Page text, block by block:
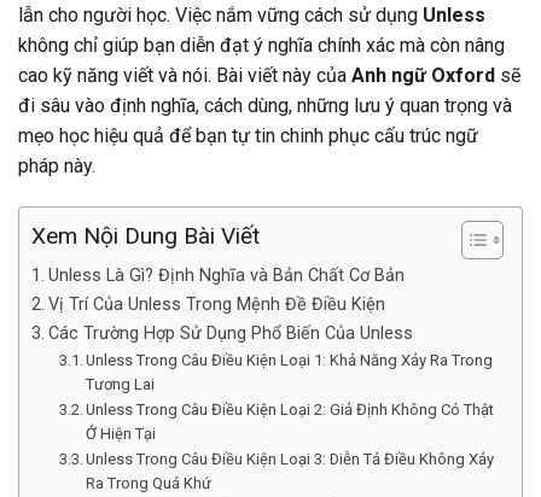
lẫn cho người học. Việc nắm vững cách sử dụng Unless
không chỉ giúp bạn diễn đạt ý nghĩa chính xác mà còn nâng
cao kỹ năng viết và nói. Bài viết này của Anh ngữ Oxford sẽ
đi sâu vào định nghĩa, cách dùng, những lưu ý quan trọng và
mẹo học hiệu quả để bạn tự tin chinh phục cấu trúc ngữ
pháp này.
Xem Nội Dung Bài Viết
Unless Là Gì? Định Nghĩa và Bản Chất Cơ Bản
Vị Trí Của Unless Trong Mệnh Đề Điều Kiện
Các Trường Hợp Sử Dụng Phổ Biến Của Unless
Unless Trong Câu Điều Kiện Loại 1: Khả Năng Xảy Ra Trong
Tương Lai
Unless Trong Câu Điều Kiện Loại 2: Giả Định Không Có Thật
Ở Hiện Tại
Unless Trong Câu Điều Kiện Loại 3: Diễn Tả Điều Không Xảy
Ra Trong Quá Khứ